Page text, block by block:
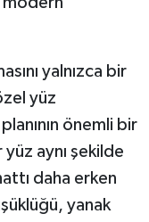
yalnızca bir
yüz
önemli bir
yüz aynı şekilde
daha erken
yanak